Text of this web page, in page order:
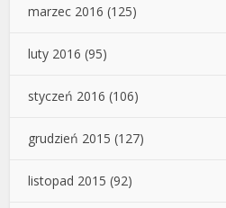
marzec 2016 (125)
luty 2016 (95)
styczeń 2016 (106)
grudzień 2015 (127)
listopad 2015 (92)